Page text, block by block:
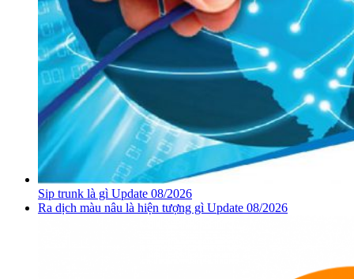
Sip trunk là gì Update 08/2026
Ra dịch màu nâu là hiện tượng gì Update 08/2026